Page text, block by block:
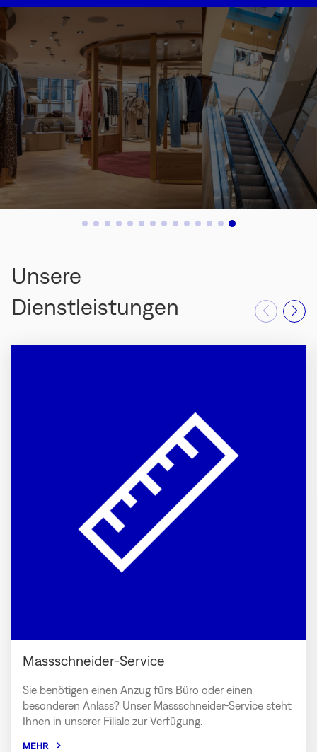
Unsere
Dienstleistungen
Massschneider-Service
Sie benötigen einen Anzug fürs Büro oder einen
besonderen Anlass? Unser Massschneider-Service steht
Ihnen in unserer Filiale zur Verfügung.
MEHR